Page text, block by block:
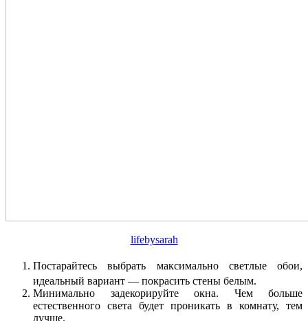
lifebysarah
​Постарайтесь выбрать максимально светлые обои,
идеальный вариант — покрасить стены белым.
Минимально задекорируйте окна. Чем больше
естественного света будет проникать в комнату, тем
лучше.